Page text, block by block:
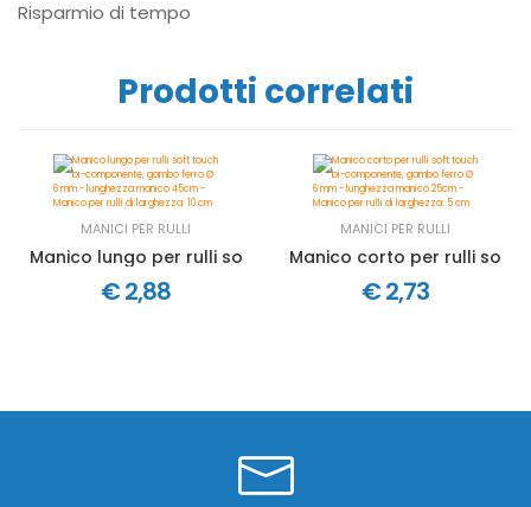
Risparmio di tempo
Prodotti correlati
MANICI PER RULLI
Manico lungo per rulli soft touch bi-componente,
€ 2,88
MANICI PER RULLI
Manico
€ 2,73